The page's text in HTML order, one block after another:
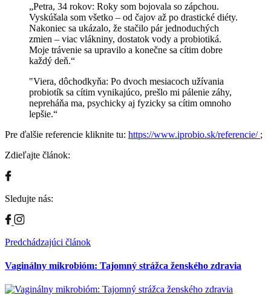
„Petra, 34 rokov: Roky som bojovala so zápchou.
Vyskúšala som všetko – od čajov až po drastické diéty.
Nakoniec sa ukázalo, že stačilo pár jednoduchých
zmien – viac vlákniny, dostatok vody a probiotiká.
Moje trávenie sa upravilo a konečne sa cítim dobre
každý deň.“
"Viera, dôchodkyňa: Po dvoch mesiacoch užívania
probiotík sa cítim vynikajúco, prešlo mi pálenie záhy,
nepreháňa ma, psychicky aj fyzicky sa cítim omnoho
lepšie.“
Pre ďalšie referencie kliknite tu: https://www.iprobio.sk/referencie/ ;
Zdieľajte článok:
Sledujte nás:
Predchádzajúci článok
Vaginálny mikrobióm: Tajomný strážca ženského zdravia